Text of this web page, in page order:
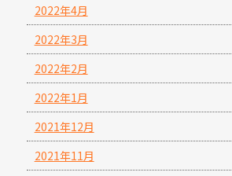
2022年4月
2022年3月
2022年2月
2022年1月
2021年12月
2021年11月